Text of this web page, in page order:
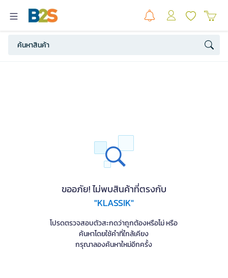
ขออภัย! ไม่พบสินค้าที่ตรงกับ
"KLASSIK"
โปรดตรวจสอบตัวสะกดว่าถูกต้องหรือไม่ หรือ
ค้นหาโดยใช้คำที่ใกล้เคียง
กรุณาลองค้นหาใหม่อีกครั้ง